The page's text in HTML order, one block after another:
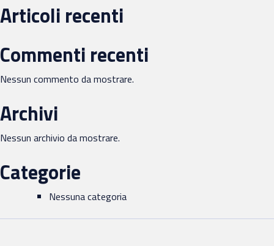
Articoli recenti
Commenti recenti
Nessun commento da mostrare.
Archivi
Nessun archivio da mostrare.
Categorie
Nessuna categoria